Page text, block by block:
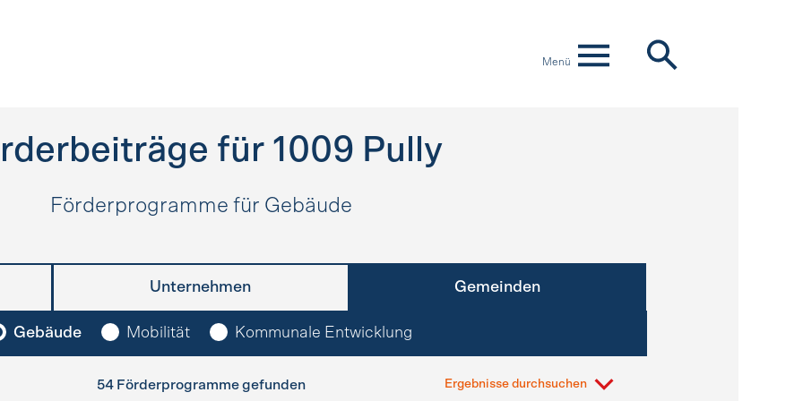
Menü
für 1009 Pully
Förderprogramme für Gebäude
Unternehmen Gemeinden
Gebäude Mobilität Kommunale Entwicklung
54 Förderprogramme gefunden Ergebnisse durchsuchen